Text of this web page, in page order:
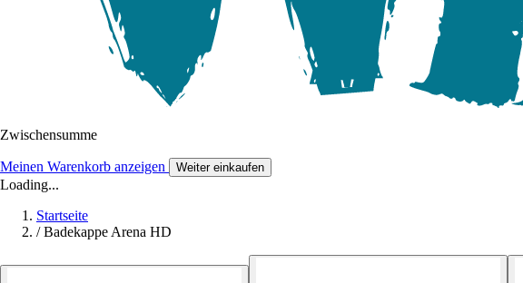
Zwischensumme
Meinen Warenkorb anzeigen Weiter einkaufen
Loading...
Startseite
/ Badekappe Arena HD